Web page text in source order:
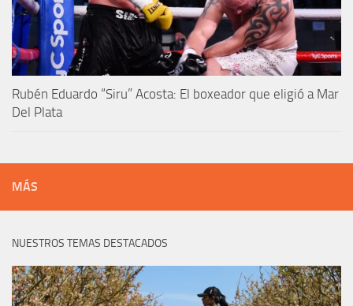
Rubén Eduardo “Siru” Acosta: El boxeador que eligió a Mar
Del Plata
MÁS
NUESTROS TEMAS DESTACADOS